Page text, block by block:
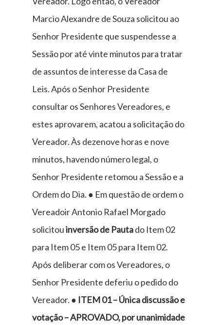
Marcio Alexandre de Souza solicitou ao
Senhor Presidente que suspendesse a
Sessão por até vinte minutos para tratar
de assuntos de interesse da Casa de
Leis. Após o Senhor Presidente
consultar os Senhores Vereadores, e
estes aprovarem, acatou a solicitação do
Vereador. Às dezenove horas e nove
minutos, havendo número legal, o
Senhor Presidente retomou a Sessão e a
Ordem do Dia. ● Em questão de ordem o
Vereadoir Antonio Rafael Morgado
solicitouinversão de Pautado Item 02
para Item 05 e Item 05 para Item 02.
Após deliberar com os Vereadores, o
Senhor Presidente deferiu o pedido do
Vereador. ● ITEM 01 – Única discussão e
votação – APROVADO, por unanimidade